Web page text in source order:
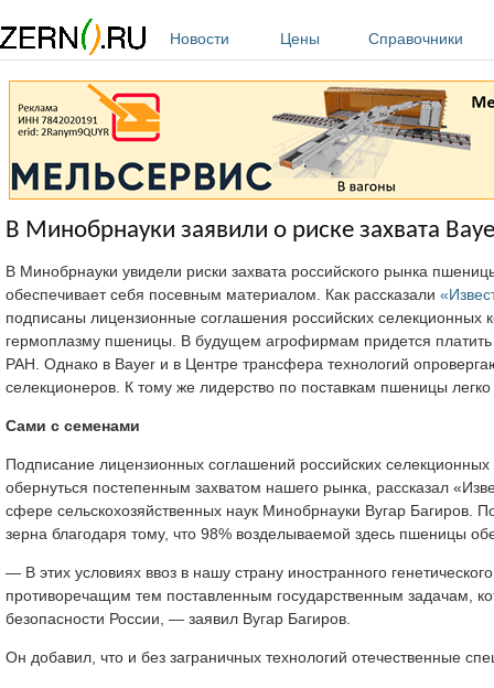
Новости
Цены Справочники
В Минобрнауки заявили о риске захвата
В Минобрнауки увидели риски захвата российского рынка
обеспечивает себя посевным материалом. Как рассказали
подписаны лицензионные соглашения российских
гермоплазму пшеницы. В будущем агрофирмам придется
РАН. Однако в Bayer и в Центре трансфера технологий
селекционеров. К тому же лидерство по поставкам пшеницы
Сами с семенами
Подписание лицензионных соглашений российских
обернуться постепенным захватом нашего рынка, рассказал
сфере сельскохозяйственных наук Минобрнауки Вугар
зерна благодаря тому, что 98% возделываемой здесь пшеницы
— В этих условиях ввоз в нашу страну иностранного
противоречащим тем поставленным государственным задачам,
безопасности России, — заявил Вугар Багиров.
Он добавил, что и без заграничных технологий отечественные